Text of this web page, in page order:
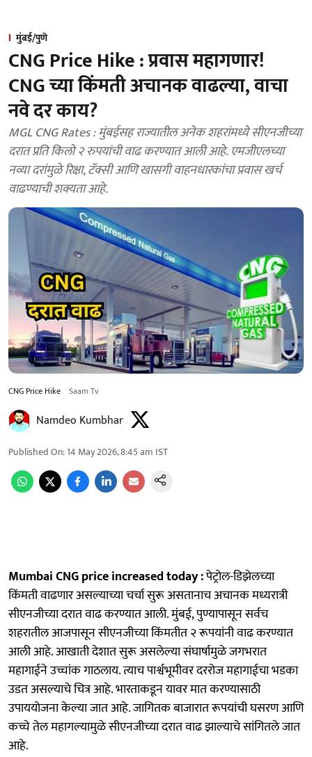
मुंबई/पुणे
CNG Price Hike : प्रवास महागणार!
CNG च्या किंमती अचानक वाढल्या, वाचा
नवे दर काय?
MGL CNG Rates : मुंबईसह राज्यातील अनेक शहरांमध्ये सीएनजीच्या
दरात प्रति किलो २ रुपयांची वाढ करण्यात आली आहे. एमजीएलच्या
नव्या दरांमुळे रिक्षा, टॅक्सी आणि खासगी वाहनधारकांचा प्रवास खर्च
वाढण्याची शक्यता आहे.
CNG Price Hike Saam Tv
Namdeo Kumbhar
Published On:14 May 2026, 8:45 am IST
Mumbai CNG price increased today :पेट्रोल-डिझेलच्या
किंमती वाढणार असल्याच्या चर्चा सुरू असतानाच अचानक मध्यरात्री
सीएनजीच्या दरात वाढ करण्यात आली. मुंबई, पुण्यापासून सर्वच
शहरातील आजपासून सीएनजीच्या किंमतीत २ रूपयांनी वाढ करण्यात
आली आहे. आखाती देशात सुरू असलेल्या संघार्षामुळे जगभरात
महागाईने उच्चांक गाठलाय. त्याच पार्श्वभूमीवर दररोज महागाईचा भडका
उडत असल्याचे चित्र आहे. भारताकडून यावर मात करण्यासाठी
उपाययोजना केल्या जात आहे. जागितक बाजारात रूपयांची घसरण आणि
कच्चे तेल महागल्यामुळे सीएनजीच्या दरात वाढ झाल्याचे सांगितले जात
आहे.